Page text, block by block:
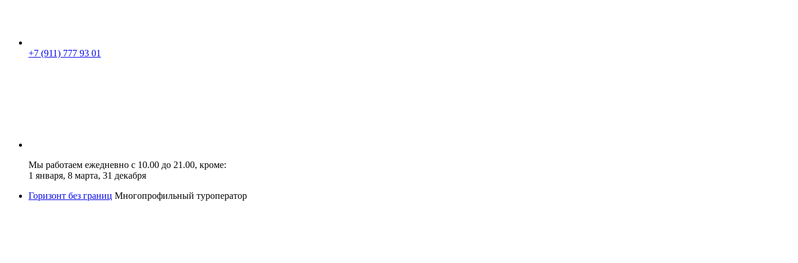
+7 (911) 777 93 01
Мы работаем ежедневно с 10.00 до 21.00, кроме:
1 января, 8 марта, 31 декабря
Горизонт без границ Многопрофильный туроператор